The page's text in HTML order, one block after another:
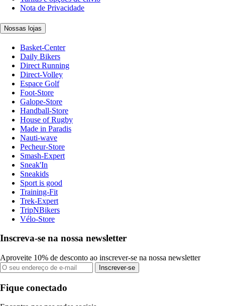
Nota de Privacidade
Nossas lojas
Basket-Center
Daily Bikers
Direct Running
Direct-Volley
Espace Golf
Foot-Store
Galope-Store
Handball-Store
House of Rugby
Made in Paradis
Nauti-wave
Pecheur-Store
Smash-Expert
Sneak'In
Sneakids
Sport is good
Training-Fit
Trek-Expert
TripNBikers
Vélo-Store
Inscreva-se na nossa newsletter
Aproveite 10% de desconto ao inscrever-se na nossa newsletter
Inscrever-se
Fique conectado